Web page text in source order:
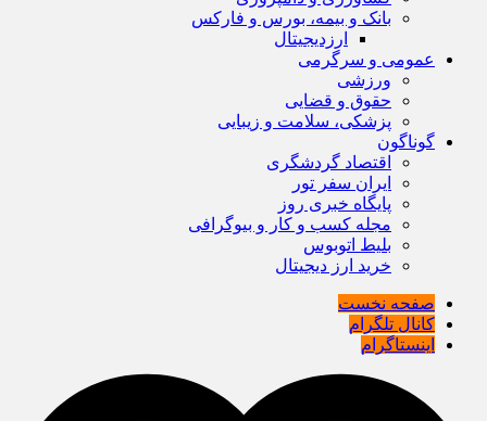
بانک و بیمه، بورس و فارکس
ارزدیجیتال
عمومی و سرگرمی
ورزشی
حقوق و قضایی
پزشکی، سلامت و زیبایی
گوناگون
اقتصاد گردشگری
ایران سفر تور
پایگاه خبری روز
مجله کسب و کار و بیوگرافی
بلیط اتوبوس
خرید ارز دیجیتال
صفحه نخست
کانال تلگرام
اینستاگرام